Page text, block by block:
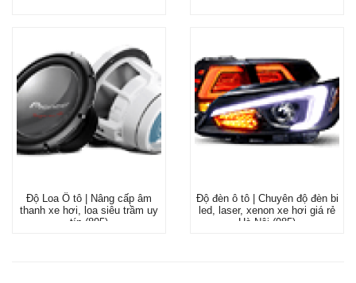
Độ Loa Ô tô | Nâng cấp âm
thanh xe hơi, loa siêu trầm uy
tín (895)
Độ đèn ô tô | Chuyên độ đèn bi
led, laser, xenon xe hơi giá rẻ
Hà Nội (985)